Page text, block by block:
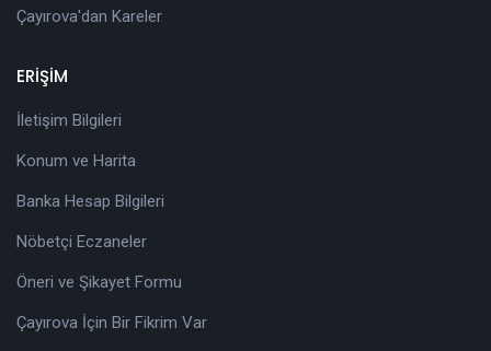
Çayırova'dan Kareler
ERİŞİM
İletişim Bilgileri
Konum ve Harita
Banka Hesap Bilgileri
Nöbetçi Eczaneler
Öneri ve Şikayet Formu
Çayırova İçin Bir Fikrim Var